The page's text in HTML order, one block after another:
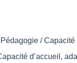
/
d’accueil,